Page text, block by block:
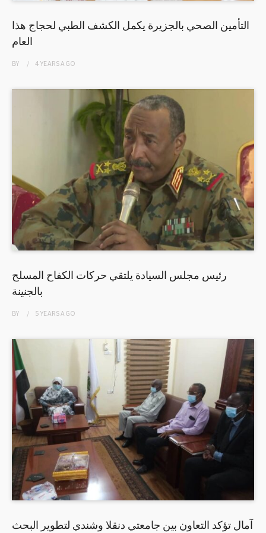
التأمين الصحي بالجزيرة يكمل الكشف الطبي لحجاج هذا
العام
BY 4 YEARSAGO
رئيس مجلس السيادة يلتقي حركات الكفاح المسلح
بالجنينة
BY 5 YEARSAGO
آمال تؤكد التعاون بين جامعتي دنقلا وشندي لتطوير البحث